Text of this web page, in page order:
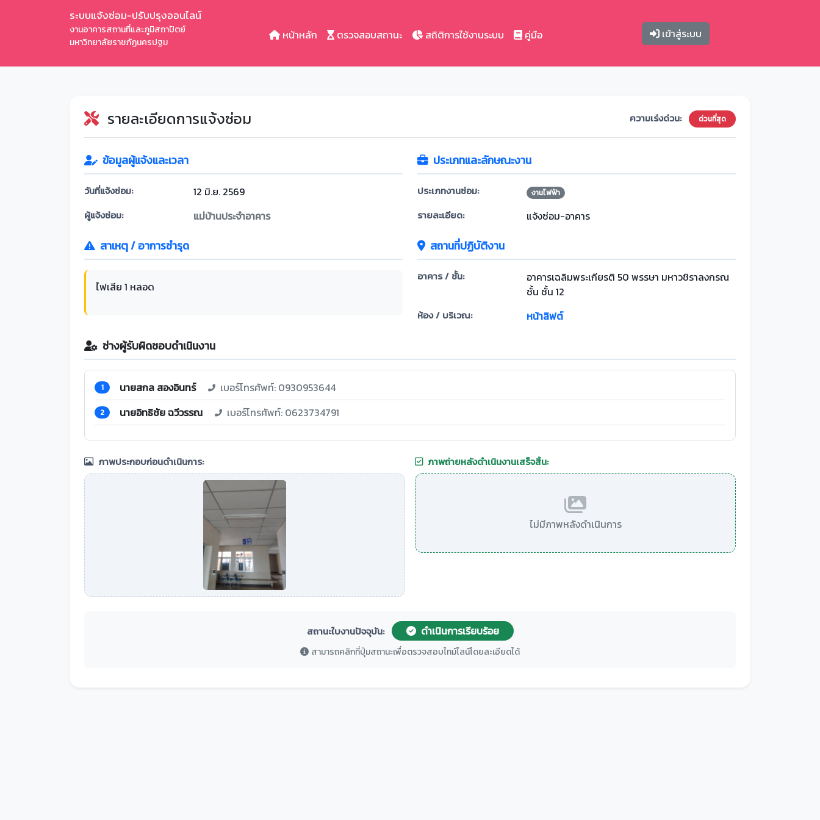
ระบบแจ้งซ่อม-ปรับปรุงออนไลน์
งานอาคารสถานที่และภูมิสถาปัตย์
มหาวิทยาลัยราชภัฏนครปฐม
หน้าหลัก ตรวจสอบสถานะ สถิติการใช้งานระบบ คู่มือ เข้าสู่ระบบ
รายละเอียดการแจ้งซ่อม ความเร่งด่วน: ด่วนที่สุด
ข้อมูลผู้แจ้งและเวลา
วันที่แจ้งซ่อม: 12 มิ.ย. 2569
ผู้แจ้งซ่อม: แม่บ้านประจำอาคาร
ประเภทและลักษณะงาน
ประเภทงานซ่อม: งานไฟฟ้า
รายละเอียด: แจ้งซ่อม-อาคาร
สาเหตุ / อาการชำรุด
ไฟเสีย 1 หลอด
สถานที่ปฏิบัติงาน
อาคาร / ชั้น:
อาคารเฉลิมพระเกียรติ 50 พรรษา มหาวชิราลงกรณ
ชั้น ชั้น 12
ห้อง / บริเวณ: หน้าลิฟต์
ช่างผู้รับผิดชอบดำเนินงาน
1 นายสกล สองอินทร์ เบอร์โทรศัพท์: 0930953644
2 นายอิทธิชัย ฉวีวรรณ เบอร์โทรศัพท์: 0623734791
ภาพประกอบก่อนดำเนินการ: ภาพถ่ายหลังดำเนินงานเสร็จสิ้น:
ไม่มีภาพหลังดำเนินการ
สถานะใบงานปัจจุบัน: ดำเนินการเรียบร้อย
สามารถคลิกที่ปุ่มสถานะเพื่อตรวจสอบไทม์ไลน์โดยละเอียดได้